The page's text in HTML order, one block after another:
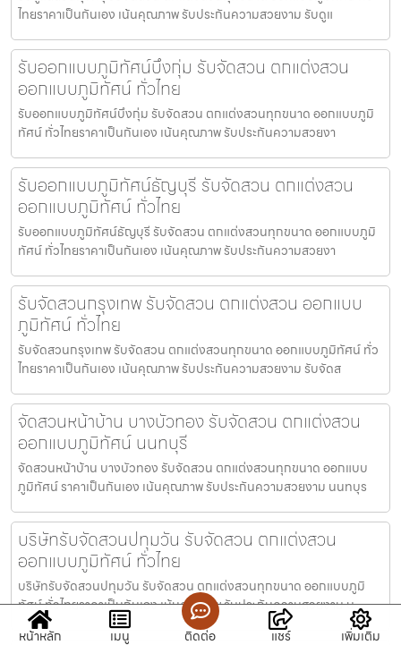
ไทยราคาเป็นกันเอง เน้นคุณภาพ รับประกันความสวยงาม รับดูแ
รับออกแบบภูมิทัศน์บึงกุ่ม รับจัดสวน ตกแต่งสวน
ออกแบบภูมิทัศน์ ทั่วไทย
รับออกแบบภูมิทัศน์บึงกุ่ม รับจัดสวน ตกแต่งสวนทุกขนาด ออกแบบภูมิ
ทัศน์ ทั่วไทยราคาเป็นกันเอง เน้นคุณภาพ รับประกันความสวยงา
รับออกแบบภูมิทัศน์ธัญบุรี รับจัดสวน ตกแต่งสวน
ออกแบบภูมิทัศน์ ทั่วไทย
รับออกแบบภูมิทัศน์ธัญบุรี รับจัดสวน ตกแต่งสวนทุกขนาด ออกแบบภูมิ
ทัศน์ ทั่วไทยราคาเป็นกันเอง เน้นคุณภาพ รับประกันความสวยงา
รับจัดสวนกรุงเทพ รับจัดสวน ตกแต่งสวน ออกแบบ
ภูมิทัศน์ ทั่วไทย
รับจัดสวนกรุงเทพ รับจัดสวน ตกแต่งสวนทุกขนาด ออกแบบภูมิทัศน์ ทั่ว
ไทยราคาเป็นกันเอง เน้นคุณภาพ รับประกันความสวยงาม รับจัดส
จัดสวนหน้าบ้าน บางบัวทอง รับจัดสวน ตกแต่งสวน
ออกแบบภูมิทัศน์ นนทบุรี
จัดสวนหน้าบ้าน บางบัวทอง รับจัดสวน ตกแต่งสวนทุกขนาด ออกแบบ
ภูมิทัศน์ ราคาเป็นกันเอง เน้นคุณภาพ รับประกันความสวยงาม นนทบุร
บริษัทรับจัดสวนปทุมวัน รับจัดสวน ตกแต่งสวน
ออกแบบภูมิทัศน์ ทั่วไทย
บริษัทรับจัดสวนปทุมวัน รับจัดสวน ตกแต่งสวนทุกขนาด ออกแบบภูมิ
ทัศน์ ทั่วไทยราคาเป็นกันเอง เน้นคุณภาพ รับประกันความสวยงาม บ
หน้าหลัก เมนู ติดต่อ แชร์ เพิ่มเติม